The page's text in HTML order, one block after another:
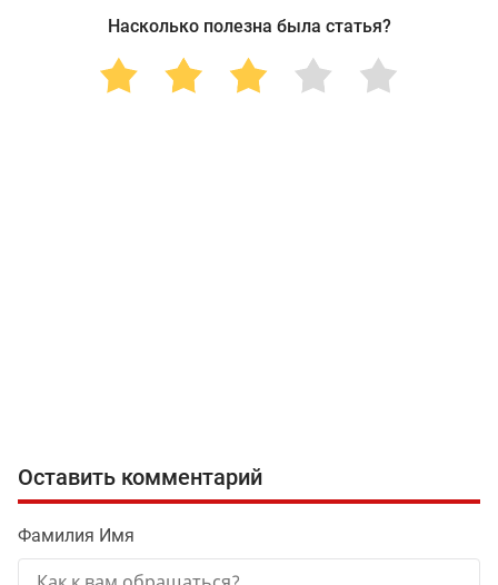
Насколько полезна была статья?
Оставить комментарий
Фамилия Имя